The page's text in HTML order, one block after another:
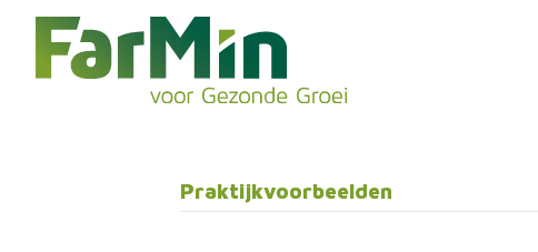
Praktijkvoorbeelden